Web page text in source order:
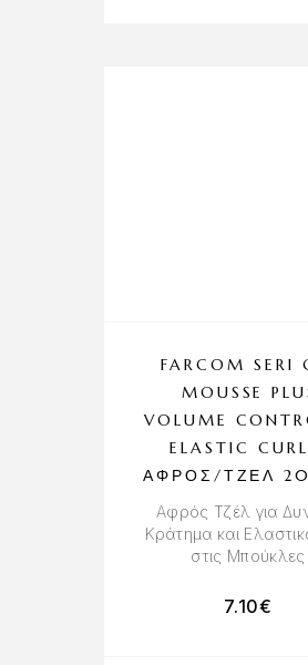
FARCOM SERI
MOUSSE
VOLUME
ELASTIC
ΑΦΡΌΣ/ΤΖΕΛ
Αφρός Τζέλ για
Κράτημα και
στις Μπούκλες
7.10€